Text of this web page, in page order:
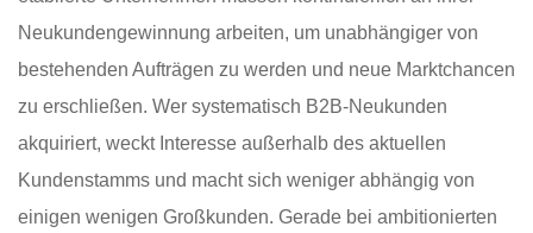
Neukundengewinnung arbeiten, um unabhängiger von
bestehenden Aufträgen zu werden und neue Marktchancen
zu erschließen. Wer systematisch B2B-Neukunden
akquiriert, weckt Interesse außerhalb des aktuellen
Kundenstamms und macht sich weniger abhängig von
einigen wenigen Großkunden. Gerade bei ambitionierten